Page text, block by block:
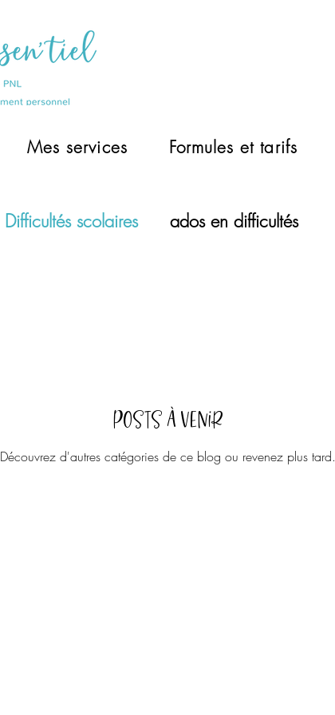
Mes services Formules et tarifs
Difficultés scolaires ados en difficultés
Posts à venir
Découvrez d'autres catégories de ce blog ou revenez plus tard.